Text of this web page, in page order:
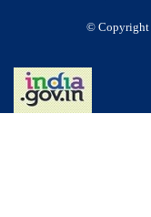
© Copyright